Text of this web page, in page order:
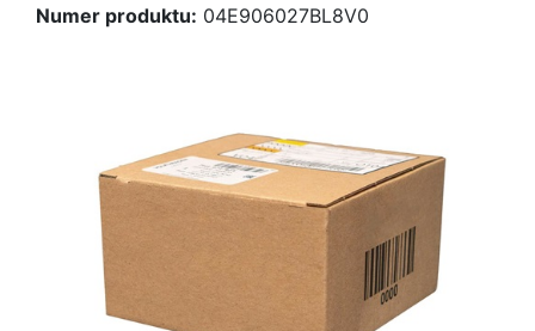
Numer produktu: 04E906027BL8V0